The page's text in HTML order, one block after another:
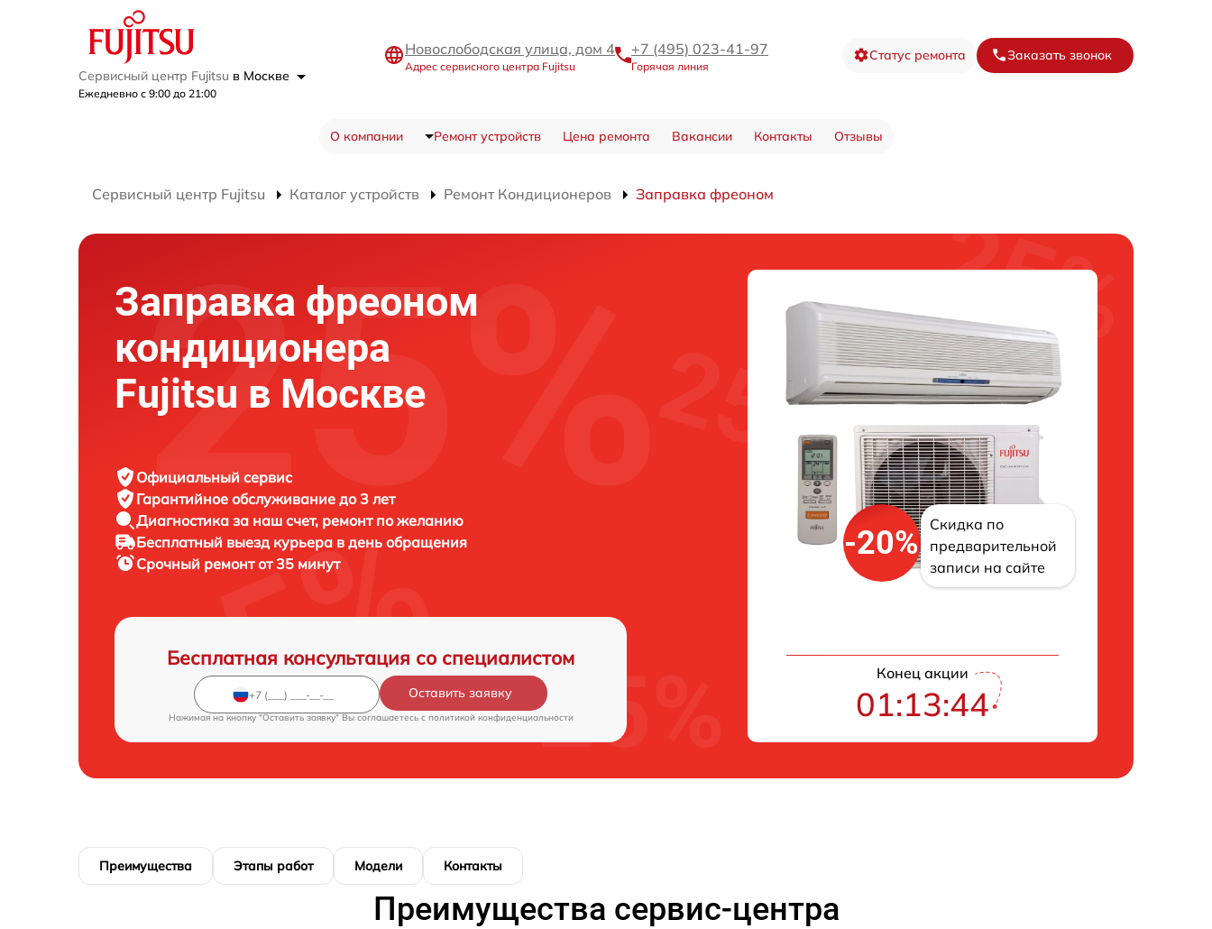
Сервисный центр Fujitsu в Москве
Ежедневно с 9:00 до 21:00
Новослободская улица, дом 4
Адрес сервисного центра Fujitsu
+7 (495) 023-41-97
Горячая линия
Статус ремонта Заказать звонок
О компании Ремонт устройств Цена ремонта Вакансии Контакты Отзывы
Сервисный центр Fujitsu Каталог устройств Ремонт Кондиционеров Заправка фреоном
Заправка фреоном
кондиционера
Fujitsu в Москве
Официальный сервис
Гарантийное обслуживание до 3 лет
Диагностика за наш счет, ремонт по желанию
Бесплатный выезд курьера в день обращения
Срочный ремонтот 35 минут
Бесплатная консультация со специалистом
Оставить заявку
Нажимая на кнопку "Оставить заявку" Вы соглашаетесь c политикой конфиденциальности
-20%
Скидка по
предварительной
записи на сайте
Конец акции
01:13:43
Преимущества Этапы работ Модели Контакты
Преимущества сервис-центра